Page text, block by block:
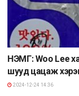
НЭМГ: Woo Lee
шууд цацаж
2024-12-24 14:36